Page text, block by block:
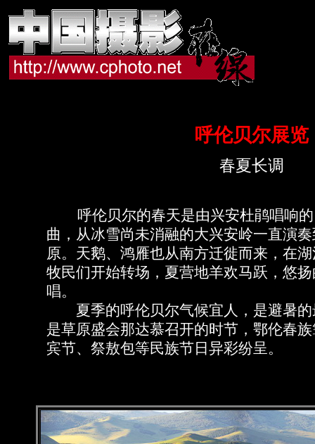
呼伦贝尔展览
春夏长调
呼伦贝尔的春天是由兴安杜鹃唱响
曲，从冰雪尚未消融的大兴安岭一直演
原。天鹅、鸿雁也从南方迁徙而来，在
牧民们开始转场，夏营地羊欢马跃，悠
唱。
夏季的呼伦贝尔气候宜人，是避暑的
是草原盛会那达慕召开的时节，鄂伦春
宾节、祭敖包等民族节日异彩纷呈。